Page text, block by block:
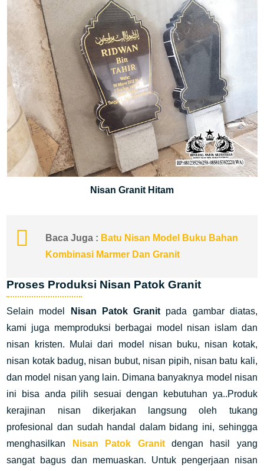
Nisan Granit Hitam
Baca Juga : Batu Nisan Model Buku Bahan
Kombinasi Marmer Dan Granit
Proses Produksi Nisan Patok Granit
Selain model Nisan Patok Granit pada gambar diatas,
kami juga memproduksi berbagai model nisan islam dan
nisan kristen. Mulai dari model nisan buku, nisan kotak,
nisan kotak badug, nisan bubut, nisan pipih, nisan batu kali,
dan model nisan yang lain. Dimana banyaknya model nisan
ini bisa anda pilih sesuai dengan kebutuhan ya..Produk
kerajinan nisan dikerjakan langsung oleh tukang
profesional dan sudah handal dalam bidang ini, sehingga
menghasilkan
Nisan Patok Granit
dengan hasil yang
sangat bagus dan memuaskan. Untuk pengerjaan nisan